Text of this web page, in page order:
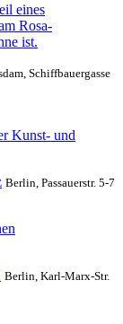
eines
Rosa-
ist.
Schiffbauergasse
Kunst- und
Berlin, Passauerstr. 5-7
Berlin, Karl-Marx-Str.